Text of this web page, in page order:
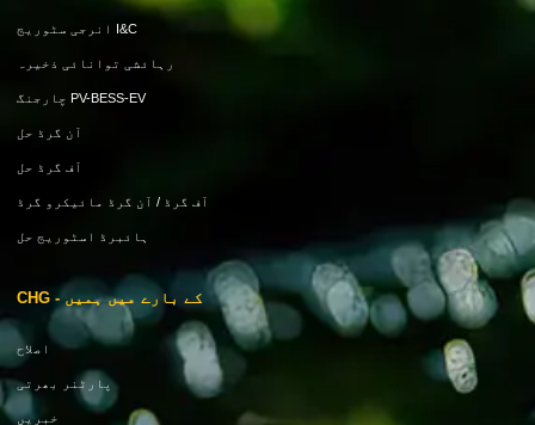
I&C انرجی سٹوریج
رہائشی توانائی ذخیرہ
PV-BESS-EV چارجنگ
آن گرڈ حل
آف گرڈ حل
آف گرڈ / آن گرڈ مائیکرو گرڈ
ہائبرڈ اسٹوریج حل
کے بارے میں ہمیں - CHG
اصلاح
پارٹنر بھرتی
خبریں